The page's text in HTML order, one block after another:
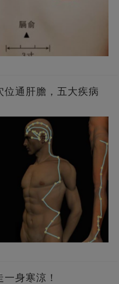
位通肝膽，五大疾病
身寒涼！